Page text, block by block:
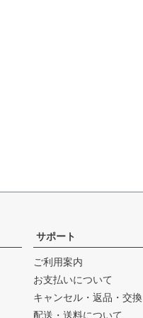
サポート
ご利用案内
お支払いについて
キャンセル・返品・交換
配送・送料について